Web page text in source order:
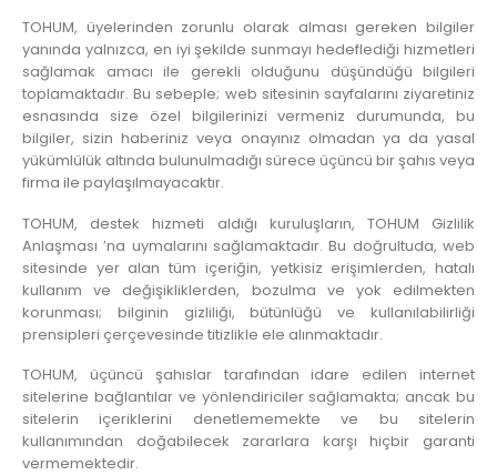
TOHUM, üyelerinden zorunlu olarak alması gereken bilgiler
yanında yalnızca, en iyi şekilde sunmayı hedeflediği hizmetleri
sağlamak amacı ile gerekli olduğunu düşündüğü bilgileri
toplamaktadır. Bu sebeple; web sitesinin sayfalarını ziyaretiniz
esnasında size özel bilgilerinizi vermeniz durumunda, bu
bilgiler, sizin haberiniz veya onayınız olmadan ya da yasal
yükümlülük altında bulunulmadığı sürece üçüncü bir şahıs veya
firma ile paylaşılmayacaktır.
TOHUM, destek hizmeti aldığı kuruluşların, TOHUM Gizlilik
Anlaşması ’na uymalarını sağlamaktadır. Bu doğrultuda, web
sitesinde yer alan tüm içeriğin, yetkisiz erişimlerden, hatalı
kullanım ve değişikliklerden, bozulma ve yok edilmekten
korunması; bilginin gizliliği, bütünlüğü ve kullanılabilirliği
prensipleri çerçevesinde titizlikle ele alınmaktadır.
TOHUM, üçüncü şahıslar tarafından idare edilen internet
sitelerine bağlantılar ve yönlendiriciler sağlamakta; ancak bu
sitelerin içeriklerini denetlememekte ve bu sitelerin
kullanımından doğabilecek zararlara karşı hiçbir garanti
vermemektedir.